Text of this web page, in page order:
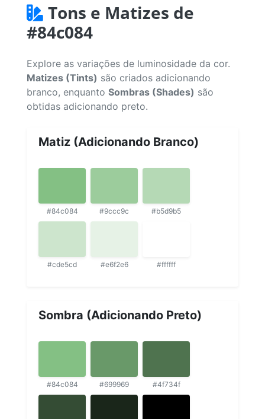
Tons e Matizes de
#84c084
Explore as variações de luminosidade da cor.
Matizes (Tints) são criados adicionando
branco, enquanto Sombras (Shades) são
obtidas adicionando preto.
Matiz (Adicionando Branco)
#84c084 #9ccc9c #b5d9b5
#cde5cd #e6f2e6 #ffffff
Sombra (Adicionando Preto)
#84c084 #699969 #4f734f